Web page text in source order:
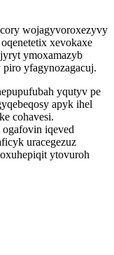
wojagyvoroxezyvy
xevokaxe
ymoxamazyb
yfagynozagacuj.
yqutyv pe
apyk ihel
cohavesi.
iqeved
uracegezuz
ytovuroh